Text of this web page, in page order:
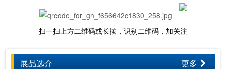
扫一扫上方二维码或长按，识别二维码，加关注
展品选介 更多